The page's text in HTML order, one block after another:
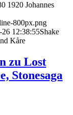
1920 Johannes
800px.png
26 12:38:55Shake
Kåre
zu Lost
Stonesaga